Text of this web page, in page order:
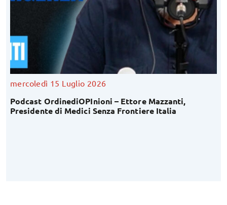
mercoledì 15 Luglio 2026
Podcast OrdinediOPInioni – Ettore Mazzanti,
Presidente di Medici Senza Frontiere Italia